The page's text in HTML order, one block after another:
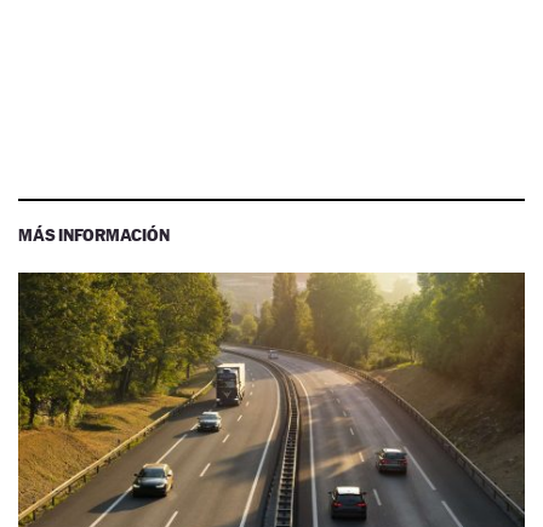
MÁS INFORMACIÓN